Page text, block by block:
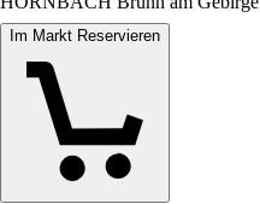
Im Markt Reservieren